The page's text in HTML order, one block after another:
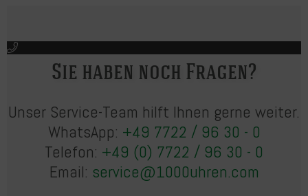
Sie haben noch Fragen?
Unser Service-Team hilft Ihnen gerne weiter.
WhatsApp: +49 7722 / 96 30 - 0
Telefon: +49 (0) 7722 / 96 30 - 0
Email: service@1000uhren.com